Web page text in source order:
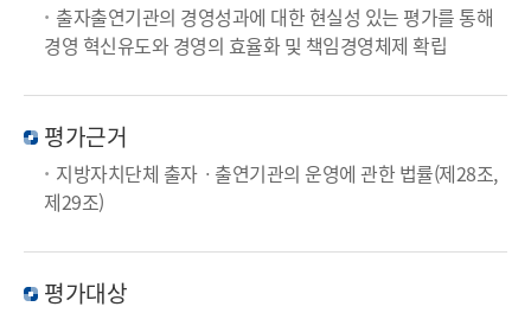
출자출연기관의 경영성과에 대한 현실성 있는 평가를 통해
경영 혁신유도와 경영의 효율화 및 책임경영체제 확립
평가근거
지방자치단체 출자ㆍ출연기관의 운영에 관한 법률(제28조,
제29조)
평가대상